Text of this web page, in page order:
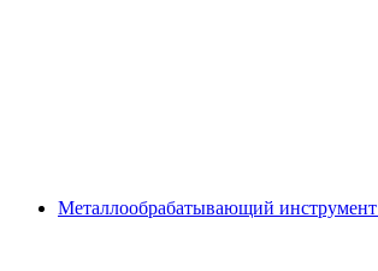
Металлообрабатывающий инструмент